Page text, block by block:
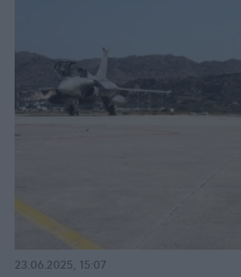
23.06.2025, 15:07